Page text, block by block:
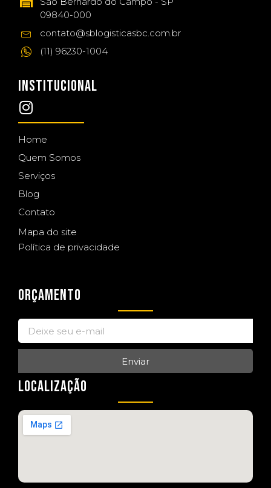
09840-000
contato@sblogisticasbc.com.br
(11) 96230-1004
INSTITUCIONAL
Home
Quem Somos
Serviços
Blog
Contato
Mapa do site
Política de privacidade
ORÇAMENTO
Enviar
LOCALIZAÇÃO